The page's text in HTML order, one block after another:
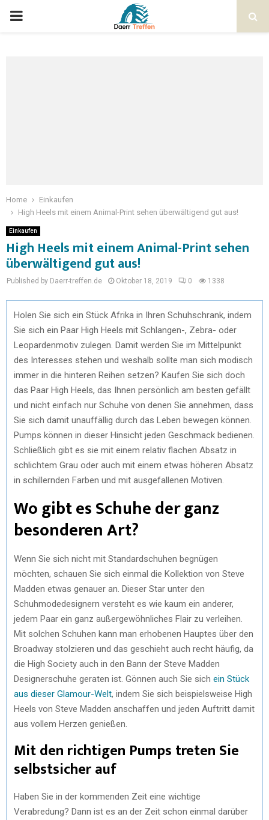
Home
Einkaufen
High Heels mit einem Animal-Print sehen überwältigend gut aus!
Einkaufen
High Heels mit einem Animal-Print sehen
überwältigend gut aus!
Published by Daerr-treffen.de Oktober 18, 2019 0 1338
Holen Sie sich ein Stück Afrika in Ihren Schuhschrank, indem
Sie sich ein Paar High Heels mit Schlangen-, Zebra- oder
Leopardenmotiv zulegen. Damit werden Sie im Mittelpunkt
des Interesses stehen und weshalb sollte man sich modisch
immer in die hinteren Reihen setzen? Kaufen Sie sich doch
das Paar High Heels, das Ihnen persönlich am besten gefällt
und nicht einfach nur Schuhe von denen Sie annehmen, dass
Sie sich damit unauffällig durch das Leben bewegen können.
Pumps können in dieser Hinsicht jeden Geschmack bedienen.
Schließlich gibt es sie mit einem relativ flachen Absatz in
schlichtem Grau oder auch mit einem etwas höheren Absatz
in schillernden Farben und mit ausgefallenen Motiven.
Wo gibt es Schuhe der ganz
besonderen Art?
Wenn Sie sich nicht mit Standardschuhen begnügen
möchten, schauen Sie sich einmal die Kollektion von Steve
Madden etwas genauer an. Dieser Star unter den
Schuhmodedesignern versteht es wie kaum ein anderer,
jedem Paar ein ganz außergewöhnliches Flair zu verleihen.
Mit solchen Schuhen kann man erhobenen Hauptes über den
Broadway stolzieren und das geschieht auch recht häufig, da
die High Society auch in den Bann der Steve Madden
Designerschuhe geraten ist. Gönnen auch Sie sich ein Stück
aus dieser Glamour-Welt, indem Sie sich beispielsweise High
Heels von Steve Madden anschaffen und jeden Auftritt damit
aus vollem Herzen genießen.
Mit den richtigen Pumps treten Sie
selbstsicher auf
Haben Sie in der kommenden Zeit eine wichtige
Verabredung? Dann ist es an der Zeit schon einmal darüber